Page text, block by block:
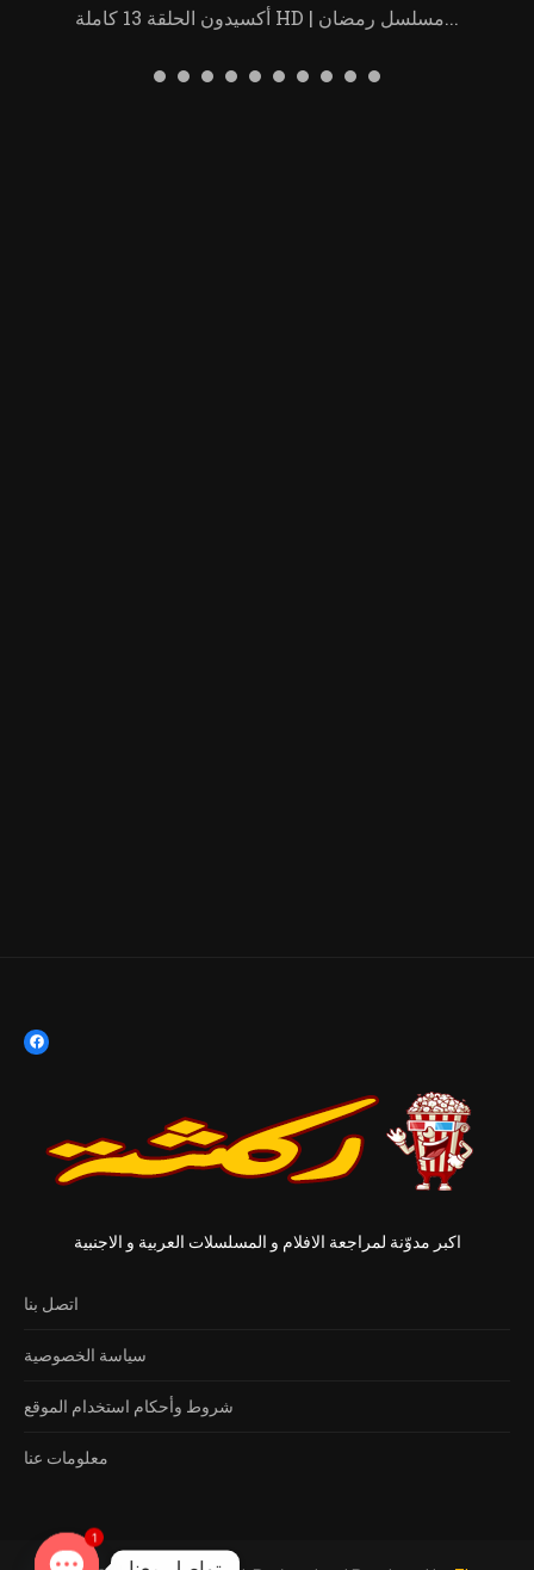
أكسيدون الحلقة 13 كاملة HD | مسلسل رمضان...
اكبر مدوّنة لمراجعة الافلام و المسلسلات العربية و الاجنبية
اتصل بنا
سياسة الخصوصية
شروط وأحكام استخدام الموقع
معلومات عنا